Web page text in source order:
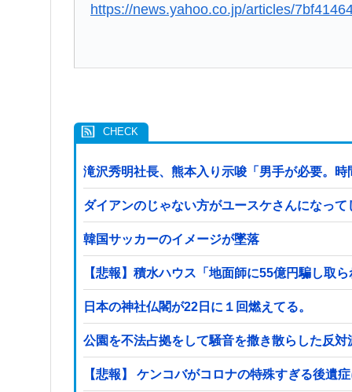
https://news.yahoo.co.jp/articles/
滝沢秀明社長、熊本入り示唆「男手が必要。
ダイアンのじゃない方がユースケさんになっ
韓国サッカーのイメージが墜落
【悲報】積水ハウス「地面師に55億円騙し
日本の神社仏閣が22日に１回燃えてる。
公園を不法占拠をして騒音を撒き散らした反
【悲報】 ケンコバがコロナの特殊すぎる後